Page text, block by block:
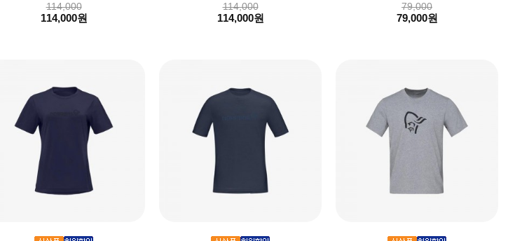
114,000
114,000원
114,000
114,000원
79,000
79,000원